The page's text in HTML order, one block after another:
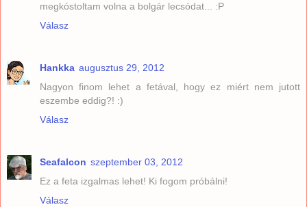
megkóstoltam volna a bolgár lecsódat... :P
Válasz
Hankka augusztus 29, 2012
Nagyon finom lehet a fetával, hogy ez miért nem jutott
eszembe eddig?! :)
Válasz
Seafalcon szeptember 03, 2012
Ez a feta izgalmas lehet! Ki fogom próbálni!
Válasz